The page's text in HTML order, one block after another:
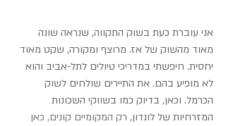
אני עוברת כעת בשוק התקווה, שנראה שונה
מאוד מהשוק של אז. מרוצף ומקורה, שקט מאוד
יחסית. חיפשתי במדריכי טיולים לתל-אביב והוא
לא מופיע בהם. את התיירים שולחים לשוק
הכרמל. וכאן, בדיוק כמו בשווקי השכונות
המזרחיות של לונדון, רק המקומיים קונים, כאן